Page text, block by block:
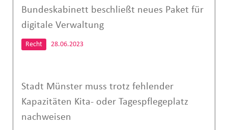
Bundeskabinett beschließt neues Paket für
digitale Verwaltung
Recht 28.06.2023
Stadt Münster muss trotz fehlender
Kapazitäten Kita- oder Tagespflegeplatz
nachweisen